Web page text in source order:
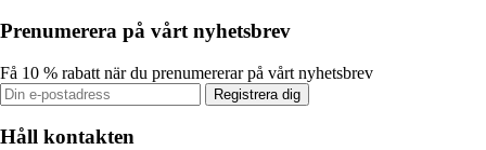
Prenumerera på vårt nyhetsbrev
Få 10 % rabatt när du prenumererar på vårt nyhetsbrev
Registrera dig
Håll kontakten